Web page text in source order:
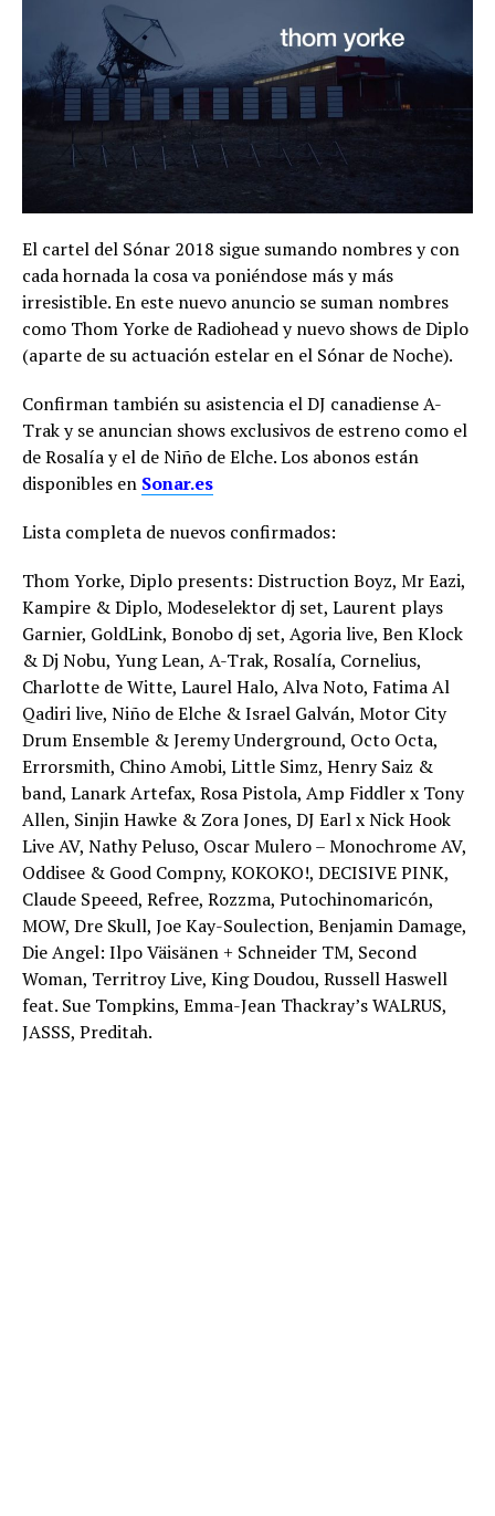
El cartel del Sónar 2018 sigue sumando nombres y con
cada hornada la cosa va poniéndose más y más
irresistible. En este nuevo anuncio se suman nombres
como Thom Yorke de Radiohead y nuevo shows de Diplo
(aparte de su actuación estelar en el Sónar de Noche).
Confirman también su asistencia el DJ canadiense A-
Trak y se anuncian shows exclusivos de estreno como el
de Rosalía y el de Niño de Elche. Los abonos están
disponibles en Sonar.es
Lista completa de nuevos confirmados:
Thom Yorke, Diplo presents: Distruction Boyz, Mr Eazi,
Kampire & Diplo, Modeselektor dj set, Laurent plays
Garnier, GoldLink, Bonobo dj set, Agoria live, Ben Klock
& Dj Nobu, Yung Lean, A-Trak, Rosalía, Cornelius,
Charlotte de Witte, Laurel Halo, Alva Noto, Fatima Al
Qadiri live, Niño de Elche & Israel Galván, Motor City
Drum Ensemble & Jeremy Underground, Octo Octa,
Errorsmith, Chino Amobi, Little Simz, Henry Saiz &
band, Lanark Artefax, Rosa Pistola, Amp Fiddler x Tony
Allen, Sinjin Hawke & Zora Jones, DJ Earl x Nick Hook
Live AV, Nathy Peluso, Oscar Mulero – Monochrome AV,
Oddisee & Good Compny, KOKOKO!, DECISIVE PINK,
Claude Speeed, Refree, Rozzma, Putochinomaricón,
MOW, Dre Skull, Joe Kay-Soulection, Benjamin Damage,
Die Angel: Ilpo Väisänen + Schneider TM, Second
Woman, Territroy Live, King Doudou, Russell Haswell
feat. Sue Tompkins, Emma-Jean Thackray’s WALRUS,
JASSS, Preditah.